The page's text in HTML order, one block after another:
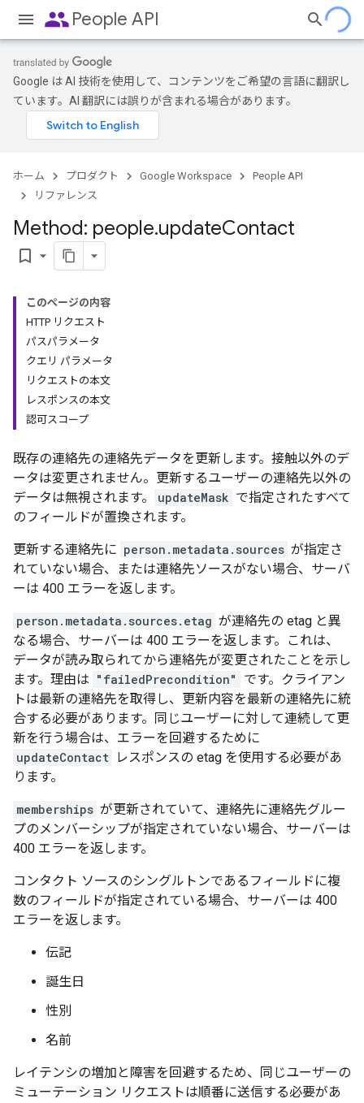
peoplePeople API
Google は AI 技術を使用して、コンテンツをご希望の言語に翻訳し
ています。AI 翻訳には誤りが含まれる場合があります。
ホーム プロダクト Google Workspace
People API
リファレンス
Method: people.updateContact
bookmark_border
このページの内容
HTTP リクエスト
パスパラメータ
クエリ パラメータ
リクエストの本文
レスポンスの本文
認可スコープ
既存の連絡先の連絡先データを更新します。接触以外のデ
ータは変更されません。更新するユーザーの連絡先以外の
データは無視されます。
updateMask で指定されたすべて
のフィールドが置換されます。
更新する連絡先に person.metadata.sources が指定さ
れていない場合、または連絡先ソースがない場合、サーバ
ーは 400 エラーを返します。
person.metadata.sources.etag が連絡先の etag と異
なる場合、サーバーは 400 エラーを返します。これは、
データが読み取られてから連絡先が変更されたことを示し
ます。理由は "failedPrecondition"
です。クライアン
トは最新の連絡先を取得し、更新内容を最新の連絡先に統
合する必要があります。同じユーザーに対して連続して更
新を行う場合は、エラーを回避するために
updateContact レスポンスの etag を使用する必要があ
ります。
memberships が更新されていて、連絡先に連絡先グルー
プのメンバーシップが指定されていない場合、サーバーは
400 エラーを返します。
コンタクト ソースのシングルトンであるフィールドに複
数のフィールドが指定されている場合、サーバーは 400
エラーを返します。
伝記
誕生日
性別
名前
レイテンシの増加と障害を回避するため、同じユーザーの
ミューテーション リクエストは順番に送信する必要があ